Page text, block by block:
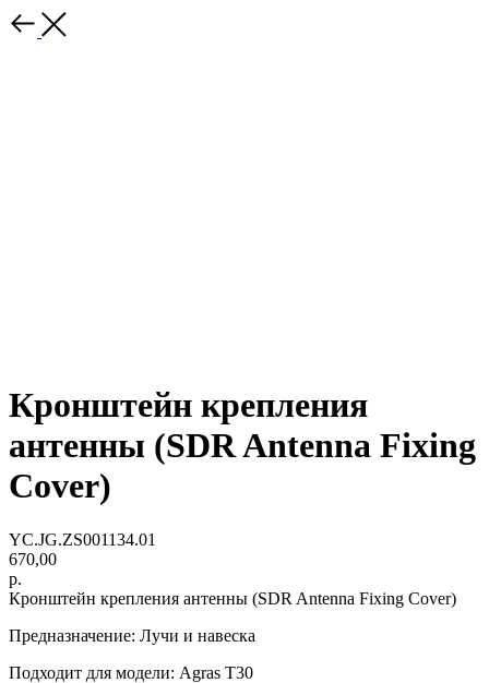
Кронштейн крепления
антенны (SDR Antenna Fixing
Cover)
YC.JG.ZS001134.01
670,00
р.
Кронштейн крепления антенны (SDR Antenna Fixing Cover)
Предназначение: Лучи и навеска
Подходит для модели: Agras Т30